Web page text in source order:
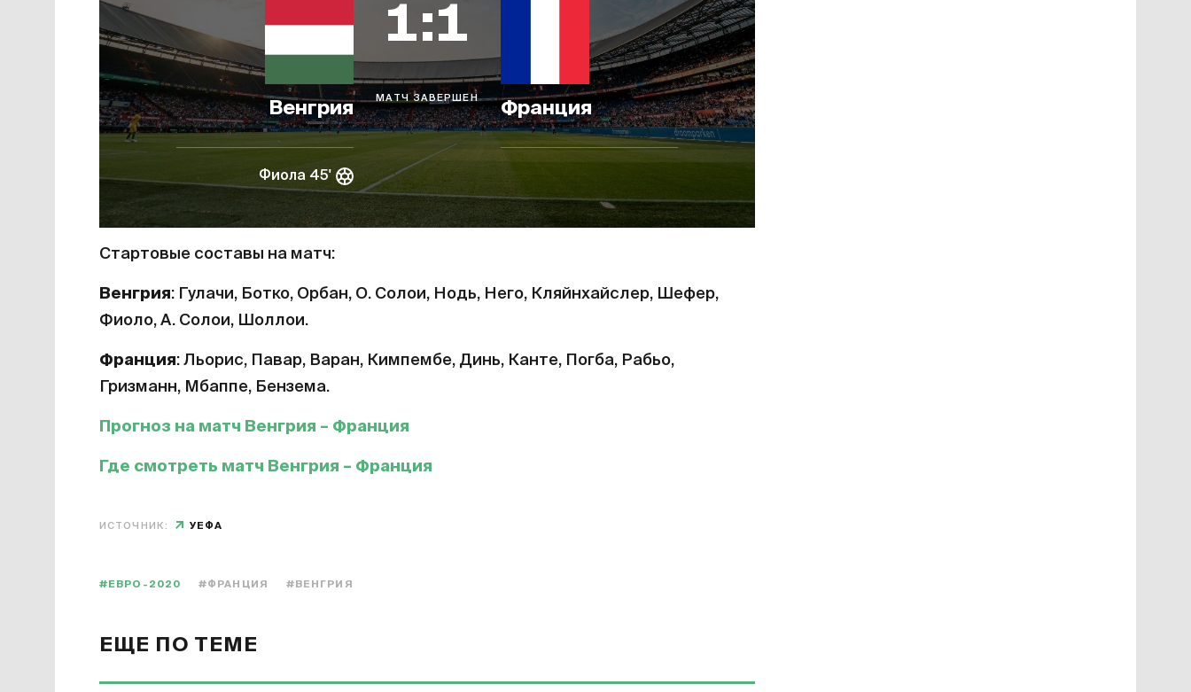
Венгрия
Фиола 45'
1:1
МАТЧ ЗАВЕРШЕН
Франция
Стартовые составы на матч:
Венгрия: Гулачи, Ботко, Орбан, О. Солои, Нодь, Него, Кляйнхайслер, Шефер,
Фиоло, А. Солои, Шоллои.
Франция: Льорис, Павар, Варан, Кимпембе, Динь, Канте, Погба, Рабьо,
Гризманн, Мбаппе, Бензема.
Прогноз на матч Венгрия – Франция
Где смотреть матч Венгрия – Франция
ИСТОЧНИК: УЕФА
#ЕВРО-2020 #ФРАНЦИЯ #ВЕНГРИЯ
ЕЩЕ ПО ТЕМЕ